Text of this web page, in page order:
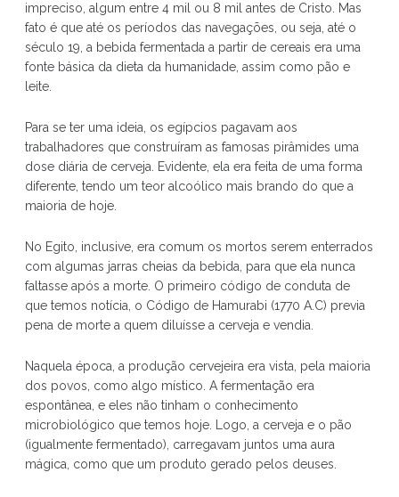
impreciso, algum entre 4 mil ou 8 mil antes de Cristo. Mas
fato é que até os períodos das navegações, ou seja, até o
século 19, a bebida fermentada a partir de cereais era uma
fonte básica da dieta da humanidade, assim como pão e
leite.
Para se ter uma ideia, os egípcios pagavam aos
trabalhadores que construíram as famosas pirâmides uma
dose diária de cerveja. Evidente, ela era feita de uma forma
diferente, tendo um teor alcoólico mais brando do que a
maioria de hoje.
No Egito, inclusive, era comum os mortos serem enterrados
com algumas jarras cheias da bebida, para que ela nunca
faltasse após a morte. O primeiro código de conduta de
que temos notícia, o Código de Hamurabi (1770 A.C) previa
pena de morte a quem diluísse a cerveja e vendia.
Naquela época, a produção cervejeira era vista, pela maioria
dos povos, como algo místico. A fermentação era
espontânea, e eles não tinham o conhecimento
microbiológico que temos hoje. Logo, a cerveja e o pão
(igualmente fermentado), carregavam juntos uma aura
mágica, como que um produto gerado pelos deuses.